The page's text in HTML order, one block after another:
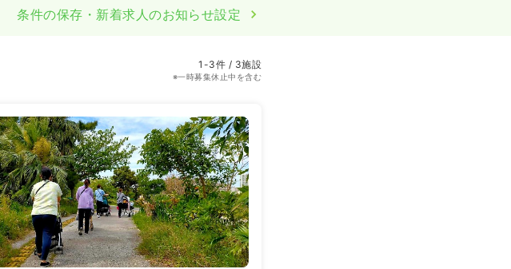
条件の保存・新着求人のお知らせ設定
1-3件 / 3施設
※一時募集休止中を含む